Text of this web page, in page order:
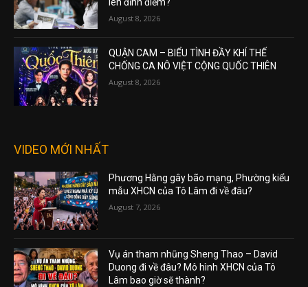
lên đỉnh điểm?
August 8, 2026
QUẬN CAM – BIỂU TÌNH ĐẦY KHÍ THẾ
CHỐNG CA NÔ VIỆT CỘNG QUỐC THIÊN
August 8, 2026
VIDEO MỚI NHẤT
Phương Hằng gây bão mạng, Phường kiểu
mẫu XHCN của Tô Lâm đi về đâu?
August 7, 2026
Vụ án tham nhũng Sheng Thao – David
Duong đi về đâu? Mô hình XHCN của Tô
Lâm bao giờ sẽ thành?